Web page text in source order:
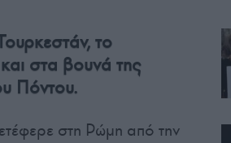
το
στα βουνά της
Πόντου.
στη Ρώμη από την